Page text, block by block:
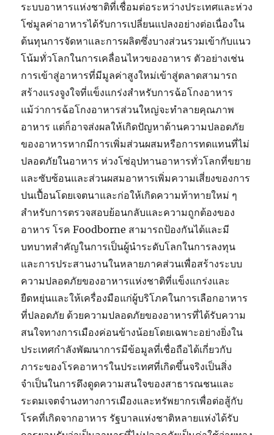
ระบบอาหารแห่งชาติที่เชื่อมต่อระหว่างประเทศและห่วง
โซ่มูลค่าอาหารได้รับการเปลี่ยนแปลงอย่างต่อเนื่องใน
ต้นทุนการจัดหาและการผลิตซึ่งบางส่วนรวมเข้ากับแนว
โน้มทั่วโลกในการเคลื่อนไหวของอาหาร ตัวอย่างเช่น
การเข้าสู่อาหารที่มีมูลค่าสูงใหม่เข้าสู่ตลาดสามารถ
สร้างแรงจูงใจที่แข็งแกร่งสำหรับการฉ้อโกงอาหาร
แม้ว่าการฉ้อโกงอาหารส่วนใหญ่จะทำลายคุณภาพ
อาหาร แต่ก็อาจส่งผลให้เกิดปัญหาด้านความปลอดภัย
ของอาหารหากมีการเพิ่มส่วนผสมหรือการทดแทนที่ไม่
ปลอดภัยในอาหาร ห่วงโซ่อุปทานอาหารทั่วโลกที่ขยาย
และซับซ้อนและส่วนผสมอาหารเพิ่มความเสี่ยงของการ
ปนเปื้อนโดยเจตนาและก่อให้เกิดความท้าทายใหม่ ๆ
สำหรับการตรวจสอบย้อนกลับและความถูกต้องของ
อาหาร โรค Foodborne สามารถป้องกันได้และมี
บทบาทสำคัญในการเป็นผู้นำระดับโลกในการลงทุน
และการประสานงานในหลายภาคส่วนเพื่อสร้างระบบ
ความปลอดภัยของอาหารแห่งชาติที่แข็งแกร่งและ
ยืดหยุ่นและให้เครื่องมือแก่ผู้บริโภคในการเลือกอาหาร
ที่ปลอดภัย ด้วยความปลอดภัยของอาหารที่ได้รับความ
สนใจทางการเมืองค่อนข้างน้อยโดยเฉพาะอย่างยิ่งใน
ประเทศกำลังพัฒนาการมีข้อมูลที่เชื่อถือได้เกี่ยวกับ
ภาระของโรคอาหารในประเทศที่เกิดขึ้นจริงเป็นสิ่ง
จำเป็นในการดึงดูดความสนใจของสาธารณชนและ
ระดมเจตจำนงทางการเมืองและทรัพยากรเพื่อต่อสู้กับ
โรคที่เกิดจากอาหาร รัฐบาลแห่งชาติหลายแห่งได้รับ